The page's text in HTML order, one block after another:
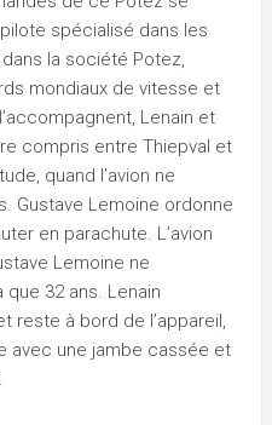
spécialisé dans les
la société Potez,
mondiaux de vitesse et
Lenain et
compris entre Thiepval et
quand l’avion ne
Gustave Lemoine ordonne
en parachute. L’avion
Lemoine ne
que 32 ans. Lenain
reste à bord de l’appareil,
avec une jambe cassée et